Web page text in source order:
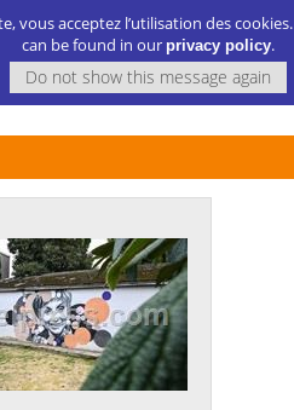
vous acceptez l’utilisation des cookies.
can be found in our privacy policy.